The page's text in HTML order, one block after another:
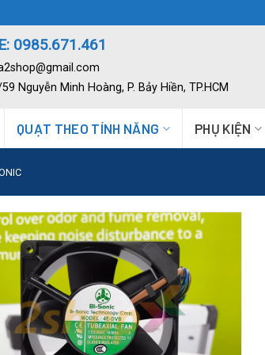
0985.671.461
Nguyễn Minh Hoàng, P. Bảy Hiền, TP.HCM
QUẠT THEO TÍNH NĂNG PHỤ KIỆN